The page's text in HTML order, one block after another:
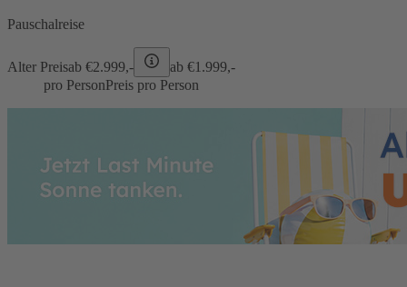
Pauschalreise
Alter Preisab €2.999,- ab €1.999,-
pro PersonPreis pro Person